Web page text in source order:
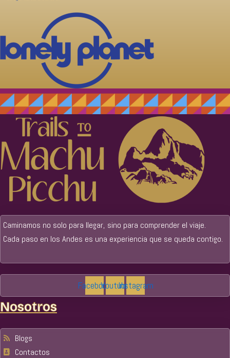
Caminamos no solo para llegar, sino para comprender el viaje.
Cada paso en los Andes es una experiencia que se queda contigo.
FacebookYoutubeInstagram
Nosotros
Blogs
Contactos